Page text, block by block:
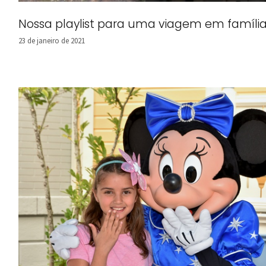
Nossa playlist para uma viagem em
23 de janeiro de 2021